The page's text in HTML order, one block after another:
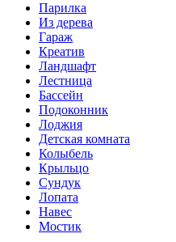
Парилка
Из дерева
Гараж
Креатив
Ландшафт
Лестница
Бассейн
Подоконник
Лоджия
Детская комната
Колыбель
Крыльцо
Сундук
Лопата
Навес
Мостик